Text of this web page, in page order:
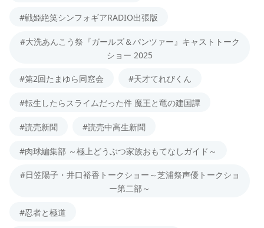
#戦姫絶笑シンフォギアRADIO出張版
#大洗あんこう祭『ガールズ＆パンツァー』キャストトーク
ショー 2025
#第2回たまゆら同窓会 #天才てれびくん
#転生したらスライムだった件 魔王と竜の建国譚
#読売新聞 #読売中高生新聞
#肉球編集部 ～極上どうぶつ家族おもてなしガイド～
#日笠陽子・井口裕香トークショー～芝浦祭声優トークショ
ー第二部～
#忍者と極道